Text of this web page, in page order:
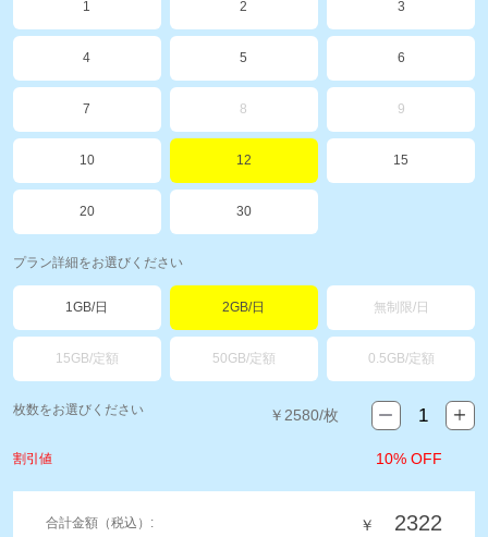
1 2 3
4 5 6
7 8 9
10 12 15
20 30
プラン詳細をお選びください
1GB/日 2GB/日 無制限/日
15GB/定額 50GB/定額 0.5GB/定額
枚数をお選びください ￥ 2580/枚
割引値 10% OFF
合計金額（税込）: ￥ 2322